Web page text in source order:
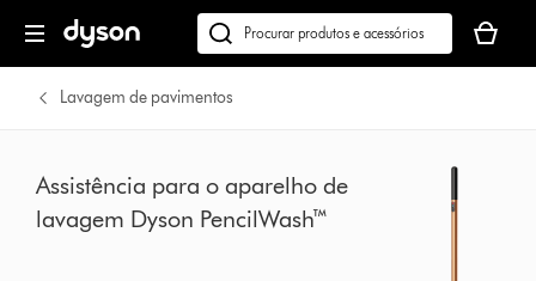
seguinte
Pesquisar
em
dyson.pt
seu
cesto
Lavagem de pavimentos
Assistência para o aparelho de
lavagem Dyson PencilWash™